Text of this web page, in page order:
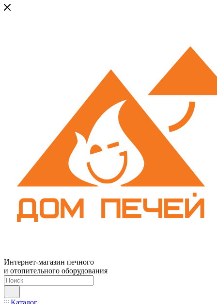
Интернет-магазин печного
и отопительного оборудования
Каталог